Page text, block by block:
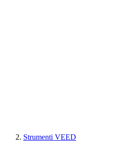
Strumenti VEED